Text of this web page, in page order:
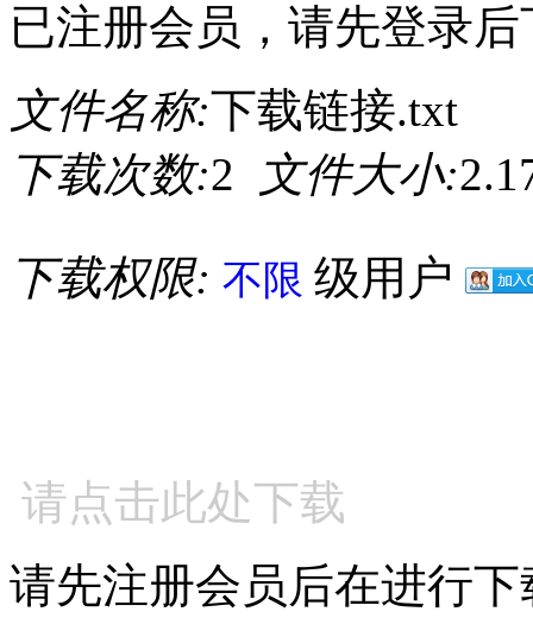
已注册会员，请先登录后
文件名称:下载链接.txt
下载次数:2 文件大小:
下载权限: 不限 级用户
请点击此处下载
请先注册会员后在进行下